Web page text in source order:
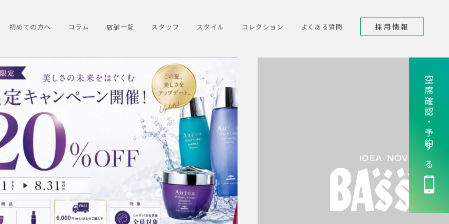
初めての方へ コラム 店舗一覧 スタッフ スタイル コレクション よくある質問 採用情報
空席確認・予約する